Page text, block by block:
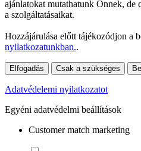
ajánlatokat mutathatunk Önnek, de
a szolgáltatásaikat.
Hozzájárulása előtt tájékozódjon a
nyilatkozatunkban..
Elfogadás Csak a szükséges
Adatvédelemi nyilatkozatot
Egyéni adatvédelmi beállítások
Customer match marketing